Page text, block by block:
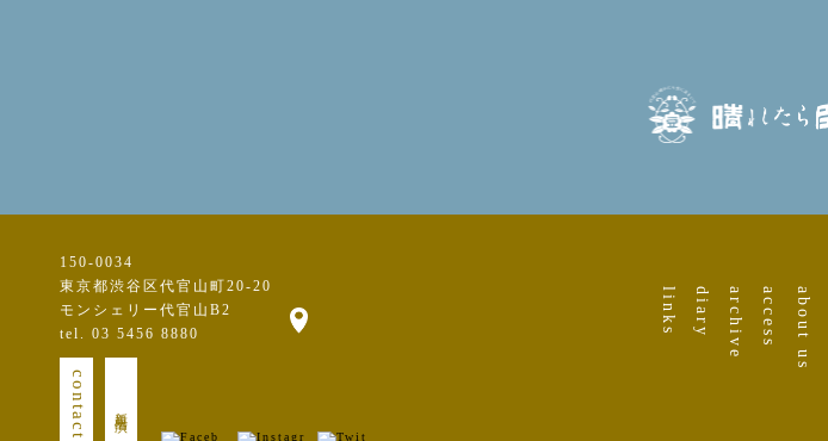
about us
access
archive
diary
links
150-0034
東京都渋谷区代官山町20-20
モンシェリー代官山B2
tel. 03 5456 8880
contact